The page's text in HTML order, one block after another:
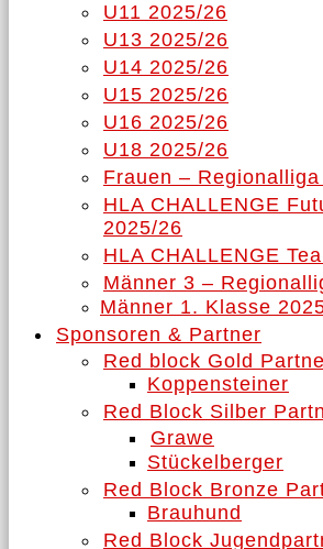
U11 2025/26
U13 2025/26
U14 2025/26
U15 2025/26
U16 2025/26
U18 2025/26
Frauen –
HLA CHALLENGE
2025/26
HLA CHALLENGE
Männer 3 –
Männer 1. Klasse
Sponsoren & Partner
Red block Gold
Koppensteiner
Red Block Silber
Grawe
Stückelberger
Red Block Bronze
Brauhund
Red Block